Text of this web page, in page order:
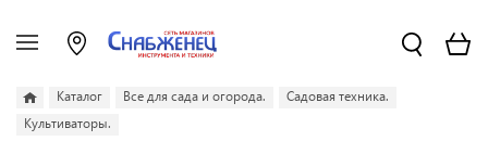
Каталог Все для сада и огорода.
Садовая техника.
Культиваторы.